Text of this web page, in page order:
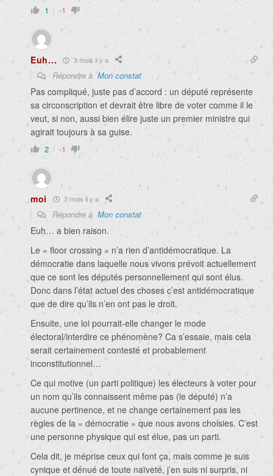
1 -1
Euh... 3 mois il y a
Répondre àMon constat
Pas compliqué, juste pas d’accord : un député représente
sa circonscription et devrait être libre de voter comme il le
veut, si non, aussi bien élire juste un premier ministre qui
agirait toujours à sa guise.
2 -1
moi 3 mois il y a
Répondre à Mon constat
Euh… a bien raison.
Le « floor crossing » n’a rien d’antidémocratique. La
démocratie dans laquelle nous vivons prévoit actuellement
que ce sont les députés personnellement qui sont élus.
Donc dans l’état actuel des choses c’est antidémocratique
que de dire qu’ils n’en ont pas le droit.
Ensuite, une loi pourrait-elle changer le mode
électoral/interdire ce phénomène? Ca s’essaie, mais cela
serait certainement contesté et probablement
inconstitutionnel…
Ce qui motive (un parti politique) les électeurs à voter pour
un nom qu’ils connaissent même pas (le député) n’a
aucune pertinence, et ne change certainement pas les
règles de la « démocratie » que nous avons choisies. C’est
une personne physique qui est élue, pas un parti.
Cela dit, je méprise ceux qui font ça, mais comme je suis
cynique et dénué de toute naïveté, j’en suis ni surpris, ni